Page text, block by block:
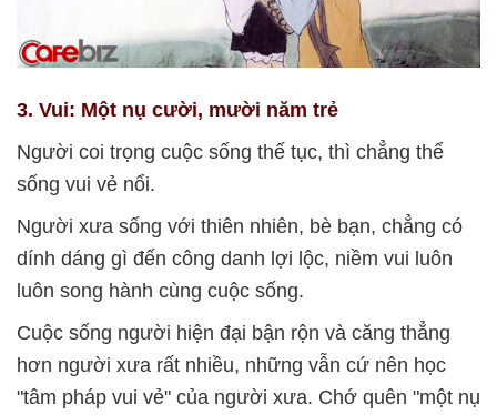
3. Vui: Một nụ cười, mười năm trẻ
Người coi trọng cuộc sống thế tục, thì chẳng thể
sống vui vẻ nổi.
Người xưa sống với thiên nhiên, bè bạn, chẳng có
dính dáng gì đến công danh lợi lộc, niềm vui luôn
luôn song hành cùng cuộc sống.
Cuộc sống người hiện đại bận rộn và căng thẳng
hơn người xưa rất nhiều, những vẫn cứ nên học
"tâm pháp vui vẻ" của người xưa. Chớ quên "một nụ